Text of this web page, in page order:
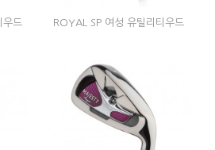
우드 ROYAL SP 여성 유틸리티우드